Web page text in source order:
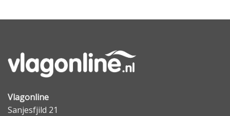
Vlagonline
Sanjesfjild 21